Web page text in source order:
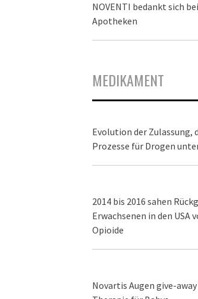
NOVENTI bedankt sich
Apotheken
MEDIKAMENT
Evolution der Zulassung,
Prozesse für Drogen
2014 bis 2016 sahen
Erwachsenen in den USA
Opioide
Novartis Augen give-